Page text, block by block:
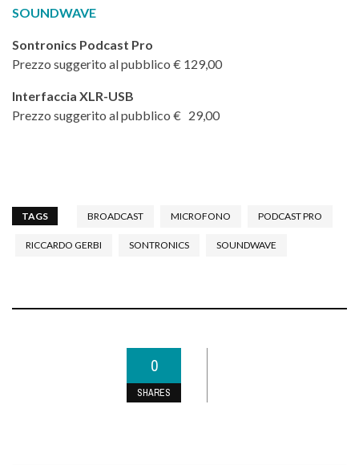
SOUNDWAVE
Sontronics Podcast Pro
Prezzo suggerito al pubblico € 129,00
Interfaccia XLR-USB
Prezzo suggerito al pubblico € 29,00
TAGS BROADCAST MICROFONO PODCAST PRO
RICCARDO GERBI SONTRONICS SOUNDWAVE
0
SHARES